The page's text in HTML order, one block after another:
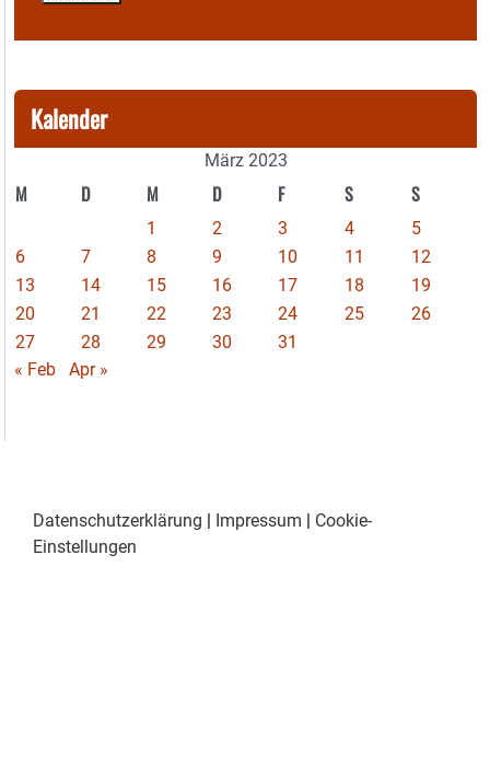
Kalender
März 2023
M D M D F S S
1 2 3 4
5
6
7 8 9 10 11
12
13
14 15 16 17 18
19
20
21 22 23 24 25
26
27
28 29 30
31
« Feb
Apr »
Datenschutzerklärung | Impressum | Cookie-
Einstellungen